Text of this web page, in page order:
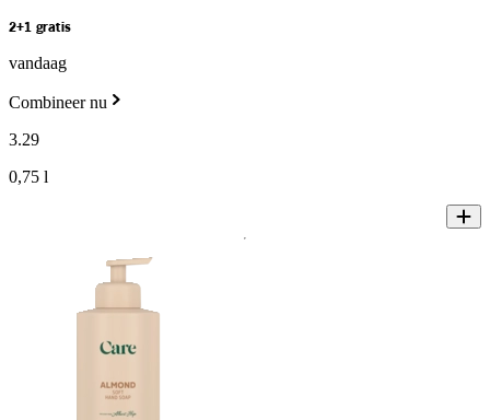
2+1 gratis
vandaag
Combineer nu
3.29
0,75 l